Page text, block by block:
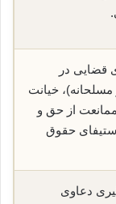
قضایی در
خیانت
از حق و
حقوق
دعاوی